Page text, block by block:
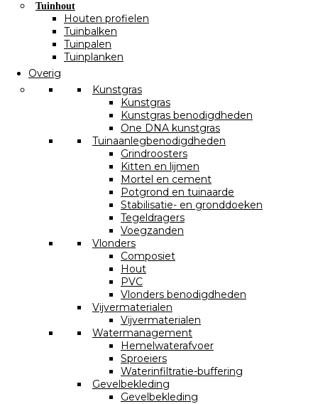
Tuinhout
Houten profielen
Tuinbalken
Tuinpalen
Tuinplanken
Overig
Kunstgras
Kunstgras
Kunstgras benodigdheden
One DNA kunstgras
Tuinaanlegbenodigdheden
Grindroosters
Kitten en lijmen
Mortel en cement
Potgrond en tuinaarde
Stabilisatie- en gronddoeken
Tegeldragers
Voegzanden
Vlonders
Composiet
Hout
PVC
Vlonders benodigdheden
Vijvermaterialen
Vijvermaterialen
Watermanagement
Hemelwaterafvoer
Sproeiers
Waterinfiltratie-buffering
Gevelbekleding
Gevelbekleding